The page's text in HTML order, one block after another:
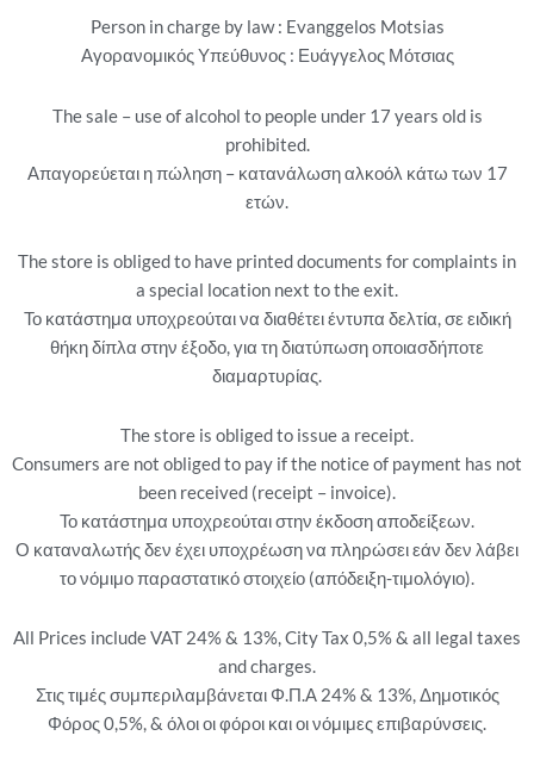
Person in charge by law : Evanggelos Motsias
Αγορανομικός Υπεύθυνος : Ευάγγελος Μότσιας
The sale – use of alcohol to people under 17 years old is
prohibited.
Απαγορεύεται η πώληση – κατανάλωση αλκοόλ κάτω των 17
ετών.
The store is obliged to have printed documents for complaints in
a special location next to the exit.
Το κατάστημα υποχρεούται να διαθέτει έντυπα δελτία, σε ειδική
θήκη δίπλα στην έξοδο, για τη διατύπωση οποιασδήποτε
διαμαρτυρίας.
The store is obliged to issue a receipt.
Consumers are not obliged to pay if the notice of payment has not
been received (receipt – invoice).
Το κατάστημα υποχρεούται στην έκδοση αποδείξεων.
Ο καταναλωτής δεν έχει υποχρέωση να πληρώσει εάν δεν λάβει
το νόμιμο παραστατικό στοιχείο (απόδειξη-τιμολόγιο).
All Prices include VAT 24% & 13%, City Tax 0,5% & all legal taxes
and charges.
Στις τιμές συμπεριλαμβάνεται Φ.Π.Α 24% & 13%, Δημοτικός
Φόρος 0,5%, & όλοι οι φόροι και οι νόμιμες επιβαρύνσεις.